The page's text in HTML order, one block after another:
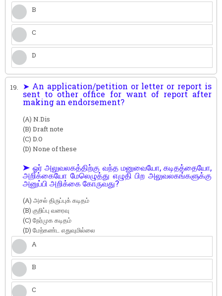
B
C
D
19. ➤ An application/petition or letter or report is
sent to other office for want of report after
making an endorsement?
(A) N.Dis
(B) Draft note
(C) D.O
(D) None of these
➤ ஓர் அலுவலகத்திற்கு வந்த மனுவையோ, கடிதத்தையோ,
அறிக்கையோ மேலெழுத்து எழுதி பிற அலுவலகங்களுக்கு
அனுப்பி அறிக்கை கோருவது?
(A) அசல் திருப்புக் கடிதம்
(B) குறிப்பு வரைவு
(C) நேர்முக கடிதம்
(D) மேற்கண்ட எதுவுமில்லை
A
B
C